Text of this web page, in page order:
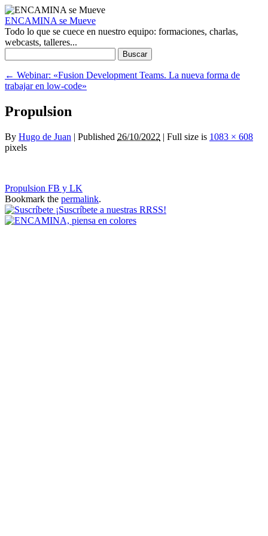
ENCAMINA se Mueve
Todo lo que se cuece en nuestro equipo: formaciones, charlas,
webcasts, talleres...
← Webinar: «Fusion Development Teams. La nueva forma de
trabajar en low-code»
Propulsion
By Hugo de Juan | Published 26/10/2022 | Full size is 1083 × 608
pixels
Propulsion FB y LK
Bookmark the permalink.
¡Suscríbete a nuestras RRSS!